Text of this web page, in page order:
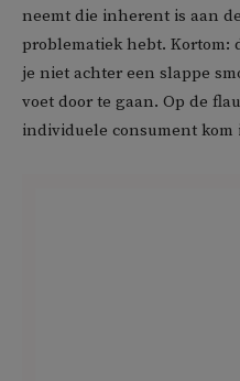
neemt die inherent is aan
problematiek hebt. Kortom:
je niet achter een slappe
voet door te gaan. Op de
individuele consument